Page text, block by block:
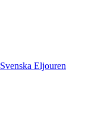
Svenska Eljouren